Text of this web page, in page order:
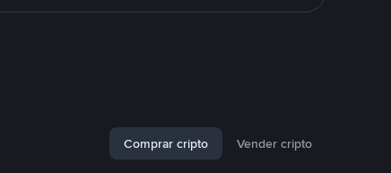
Comprar cripto Vender cripto